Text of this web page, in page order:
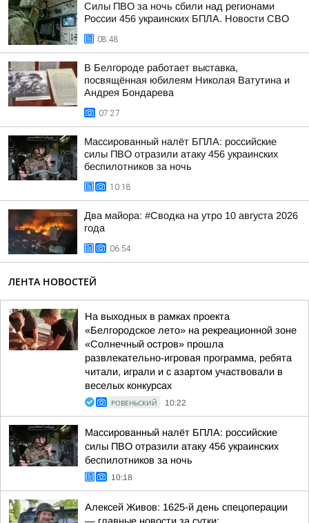
Силы ПВО за ночь сбили над регионами
России 456 украинских БПЛА. Новости СВО
08:48
В Белгороде работает выставка,
посвящённая юбилеям Николая Ватутина и
Андрея Бондарева
07:27
Массированный налёт БПЛА: российские
силы ПВО отразили атаку 456 украинских
беспилотников за ночь
10:18
Два майора: #Сводка на утро 10 августа 2026
года
06:54
ЛЕНТА НОВОСТЕЙ
На выходных в рамках проекта
«Белгородское лето» на рекреационной зоне
«Солнечный остров» прошла
развлекательно-игровая программа, ребята
читали, играли и с азартом участвовали в
веселых конкурсах
РОВЕНЬСКИЙ 10:22
Массированный налёт БПЛА: российские
силы ПВО отразили атаку 456 украинских
беспилотников за ночь
10:18
Алексей Живов: 1625-й день спецоперации